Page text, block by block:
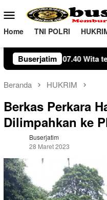
ke
konten
Menu
Mobile
Home TNI POLRI
Buserjatim
Beranda HUKRIM
Berkas Perkara
Dilimpahkan ke
Buserjatim
28 Maret 2023